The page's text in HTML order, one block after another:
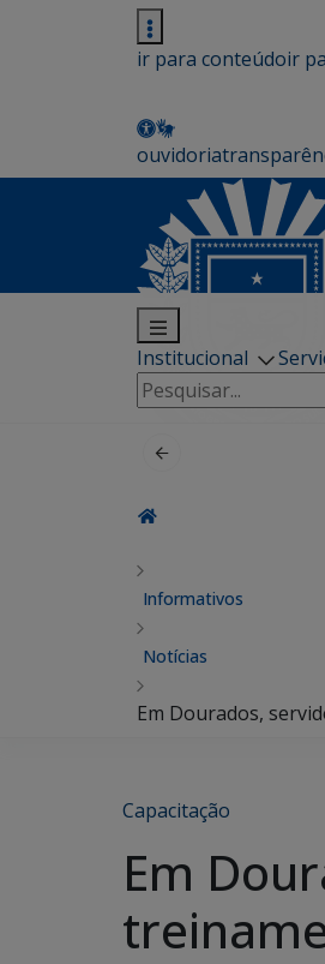
ir para conteúdoir
ouvidoria
Institucional
Pesquisar
por:
Informativos
Notícias
Em Dourados,
Capacitação
Em